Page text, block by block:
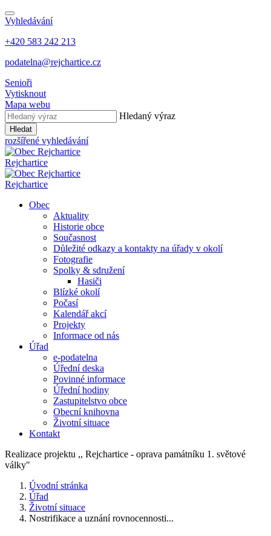
Vyhledávání
+420 583 242 213
podatelna@rejchartice.cz
Senioři
Vytisknout
Mapa webu
Hledaný výraz
Hledat
rozšířené vyhledávání
Rejchartice
Rejchartice
Obec
Aktuality
Historie obce
Současnost
Důležité odkazy a kontakty na úřady v okolí
Fotografie
Spolky & sdružení
Hasiči
Blízké okolí
Počasí
Kalendář akcí
Projekty
Informace od nás
Úřad
e-podatelna
Úřední deska
Povinné informace
Úřední hodiny
Zastupitelstvo obce
Obecní knihovna
Životní situace
Kontakt
Realizace projektu ,, Rejchartice - oprava památníku 1. světové
války"
Úvodní stránka
Úřad
Životní situace
Nostrifikace a uznání rovnocennosti...